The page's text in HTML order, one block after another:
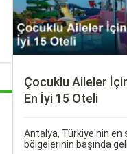
Çocuklu Aileler
En İyi 15 Oteli
Antalya, Türkiye'nin en
bölgelerinin başında